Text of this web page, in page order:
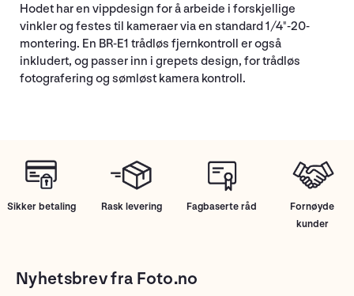
Hodet har en vippdesign for å arbeide i forskjellige
vinkler og festes til kameraer via en standard 1/4"-20-
montering. En BR-E1 trådløs fjernkontroll er også
inkludert, og passer inn i grepets design, for trådløs
fotografering og sømløst kamera kontroll.
Sikker betaling Rask levering Fagbaserte råd
Fornøyde
kunder
Nyhetsbrev fra Foto.no